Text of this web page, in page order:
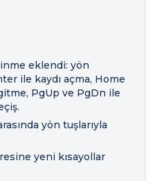
eklendi: yön
ile kaydı açma, Home
PgUp ve PgDn ile
yön tuşlarıyla
yeni kısayollar